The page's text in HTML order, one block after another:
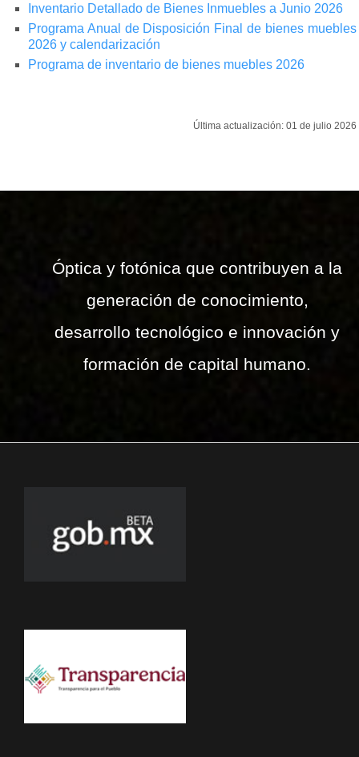
Inventario Detallado de Bienes Inmuebles a Junio 2026
Programa Anual de Disposición Final de bienes muebles
2026 y calendarización
Programa de inventario de bienes muebles 2026
Última actualización: 01 de julio 2026
Óptica y fotónica que contribuyen a la
generación de conocimiento,
desarrollo tecnológico e innovación y
formación de capital humano.